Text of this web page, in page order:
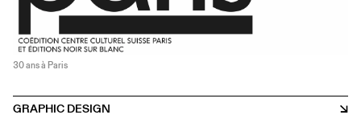
30 ans à Paris
GRAPHIC DESIGN